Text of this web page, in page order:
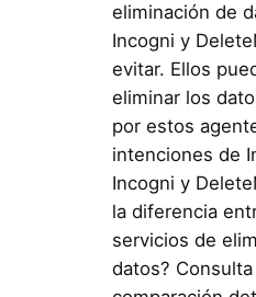
eliminación de
Incogni y
evitar. Ellos
eliminar los
por estos
intenciones de
Incogni y
la diferencia
servicios de
datos? Consulta